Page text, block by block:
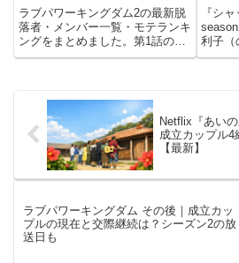
ンキングまとめ
ラブパワーキングダム2の最新脱
落者・メンバー一覧・モテランキ
ングをまとめました。第1話の結
果や決選投票の行方、その後情報
『シ
利子（
「フィ
見...
Netflix『あい
成立カップル4
【最新】
ラブパワーキングダム その後｜成立カッ
プルの現在と交際継続は？シーズン2の放
送日も